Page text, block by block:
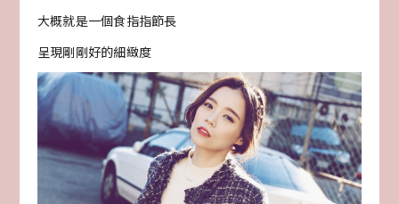
大概就是一個食指指節長
呈現剛剛好的細緻度